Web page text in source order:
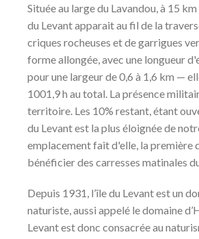
Située au large du Lavandou, à 15
du Levant apparait au fil de la
criques rocheuses et de garrigues
forme allongée, avec une longueur
pour une largeur de 0,6 à 1,6 km —
1001,9 h au total. La présence
territoire. Les 10% restant, étant
du Levant est la plus éloignée de
emplacement fait d'elle, la première
bénéficier des carresses matinales
Depuis 1931, l’île du Levant est un
naturiste, aussi appelé le domaine
Levant est donc consacrée au